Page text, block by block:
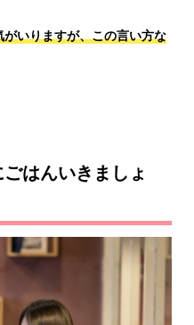
いりますが、この言い方な
ごはんいきましょ